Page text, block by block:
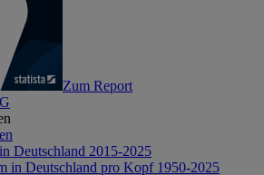
Zum Report
Deutschland 2015-2025
in Deutschland pro Kopf 1950-2025